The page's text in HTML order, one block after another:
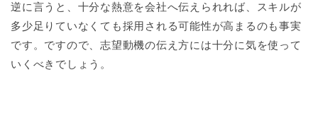
逆に言うと、十分な熱意を会社へ伝えられれば、スキルが
多少足りていなくても採用される可能性が高まるのも事実
です。ですので、志望動機の伝え方には十分に気を使って
いくべきでしょう。